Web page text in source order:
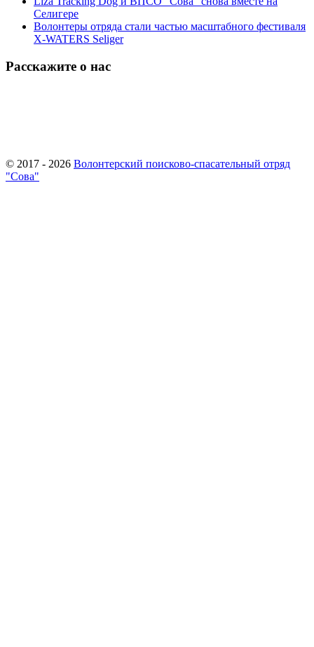
Селигере
Волонтеры отряда стали частью масштабного фестиваля
X-WATERS Seliger
Расскажите о нас
© 2017 - 2026 Волонтерский поисково-спасательный отряд
"Сова"